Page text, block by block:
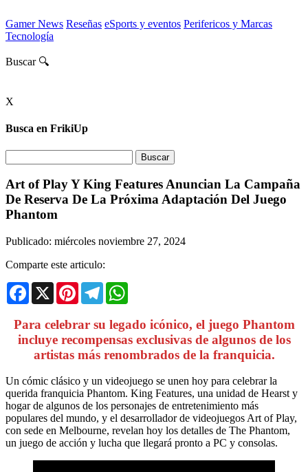
Gamer News Reseñas eSports y eventos Perifericos y Marcas
Tecnología
Buscar 🔍
X
Busca en FrikiUp
Art of Play Y King Features Anuncian La Campaña
De Reserva De La Próxima Adaptación Del Juego
Phantom
Publicado: miércoles noviembre 27, 2024
Comparte este articulo:
Facebook
X PinterestTelegram
Para celebrar su legado icónico, el juego Phantom
incluye recompensas exclusivas de algunos de los
artistas más renombrados de la franquicia.
Un cómic clásico y un videojuego se unen hoy para celebrar la
querida franquicia Phantom. King Features, una unidad de Hearst y
hogar de algunos de los personajes de entretenimiento más
populares del mundo, y el desarrollador de videojuegos Art of Play,
con sede en Melbourne, revelan hoy los detalles de The Phantom,
un juego de acción y lucha que llegará pronto a PC y consolas.